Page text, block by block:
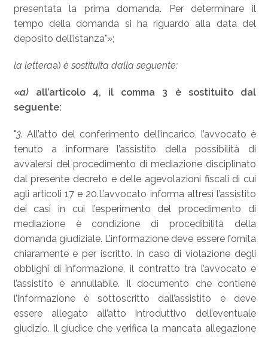
presentata la prima domanda. Per determinare il
tempo della domanda si ha riguardo alla data del
deposito dell’istanza"»;
la letteraa) è sostituita dalla seguente:
«a)all’articolo 4, il comma 3 è sostituito dal
seguente:
"3. All’atto del conferimento dell’incarico, l’avvocato è
tenuto a informare l’assistito della possibilità di
avvalersi del procedimento di mediazione disciplinato
dal presente decreto e delle agevolazioni fiscali di cui
agli articoli 17 e 20.L’avvocato informa altresì l’assistito
dei casi in cui l’esperimento del procedimento di
mediazione è condizione di procedibilità della
domanda giudiziale. L’informazione deve essere fornita
chiaramente e per iscritto. In caso di violazione degli
obblighi di informazione, il contratto tra l’avvocato e
l’assistito è annullabile. Il documento che contiene
l’informazione è sottoscritto dall’assistito e deve
essere allegato all’atto introduttivo dell’eventuale
giudizio. Il giudice che verifica la mancata allegazione